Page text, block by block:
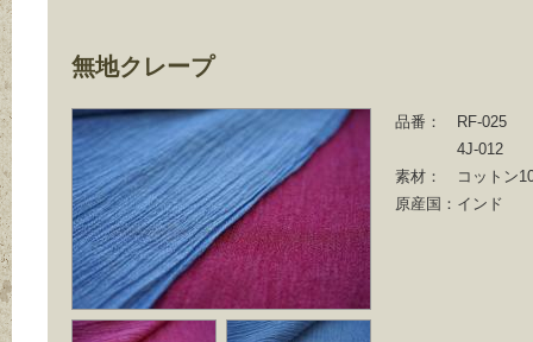
無地クレープ
品番：
RF-025
4J-012
素材：
コットン
原産国： インド